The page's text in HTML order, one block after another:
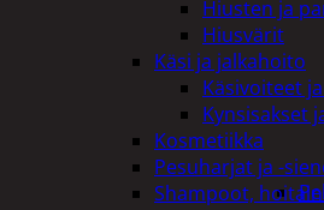
Hiusten ja
Hiusvärit
Käsi ja jalkahoito
Käsivoiteet
Kynsisakset
Kosmetiikka
Pesuharjat ja -
Shampoot,